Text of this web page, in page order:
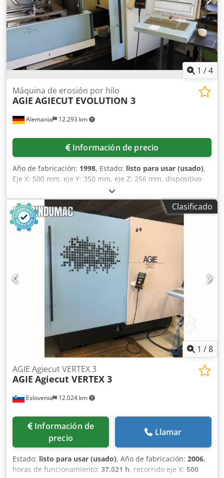
1 /4
Alemania 12.293 km
Máquina de erosión por hilo
AGIE AGIECUT EVOLUTION 3
Información de precio
Año de fabricación: 1998, Estado: listo para usar (usado),
Eje X: 500 mm, eje Y: 350 mm, eje Z: 256 mm, dispositivo
de corte cónico: U=70 mm, V=70 mm, potencia de
conexión: 9 kVA, corriente nominal: 13,1 A, peso: 4,4 t,
equipamiento: enhebrado automático de hilo, depósito de
agua con descenso, marco de sujeción universal, control
manual, AgieSetup 3D para compensación automática de
la posición de la pieza, pistola de lavado, filtro de cartucho
de papel y software de programación Lei/Wirecut con
dongle. Dsdozadkxjpfx Acyeck
Clasificado
1 /8
Eslovenia 12.024 km
AGIE Agiecut VERTEX 3
AGIE Agiecut VERTEX 3
Información de
precio
Llamar
Estado: listo para usar (usado), Año de fabricación: 2006,
horas de funcionamiento: 37.021 h, recorrido eje X: 500